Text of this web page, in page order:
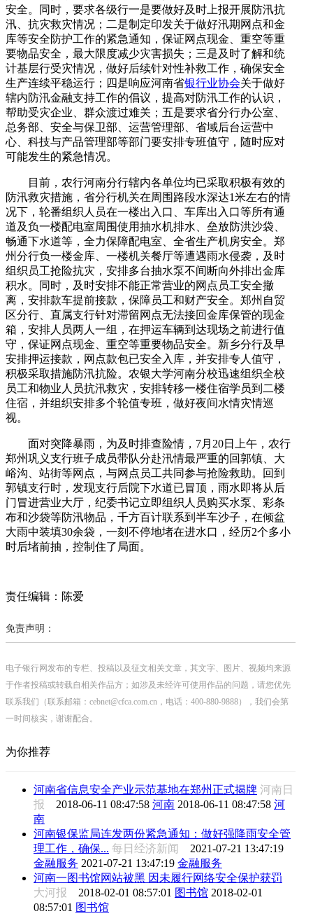
安全。同时，要求各级行一是要做好及时上报开展防汛抗
汛、抗灾救灾情况；二是制定印发关于做好汛期网点和金
库等安全防护工作的紧急通知，保证网点现金、重空等重
要物品安全，最大限度减少灾害损失；三是及时了解和统
计基层行受灾情况，做好后续针对性补救工作，确保安全
生产连续平稳运行；四是响应河南省银行业协会关于做好
辖内防汛金融支持工作的倡议，提高对防汛工作的认识，
帮助受灾企业、群众渡过难关；五是要求省分行办公室、
总务部、安全与保卫部、运营管理部、省域后台运营中
心、科技与产品管理部等部门要安排专班值守，随时应对
可能发生的紧急情况。
目前，农行河南分行辖内各单位均已采取积极有效的
防汛救灾措施，省分行机关在周围路段水深达1米左右的情
况下，轮番组织人员在一楼出入口、车库出入口等所有通
道及负一楼配电室周围使用抽水机排水、垒放防洪沙袋、
畅通下水道等，全力保障配电室、全省生产机房安全。郑
州分行负一楼金库、一楼机关餐厅等遭遇雨水侵袭，及时
组织员工抢险抗灾，安排多台抽水泵不间断向外排出金库
积水。同时，及时安排不能正常营业的网点员工安全撤
离，安排款车提前接款，保障员工和财产安全。郑州自贸
区分行、直属支行针对滞留网点无法接回金库保管的现金
箱，安排人员两人一组，在押运车辆到达现场之前进行值
守，保证网点现金、重空等重要物品安全。新乡分行及早
安排押运接款，网点款包已安全入库，并安排专人值守，
积极采取措施防汛抗险。农银大学河南分校迅速组织全校
员工和物业人员抗汛救灾，安排转移一楼住宿学员到二楼
住宿，并组织安排多个轮值专班，做好夜间水情灾情巡
视。
面对突降暴雨，为及时排查险情，7月20日上午，农行
郑州巩义支行班子成员带队分赴汛情最严重的回郭镇、大
峪沟、站街等网点，与网点员工共同参与抢险救助。回到
郭镇支行时，发现支行后院下水道已冒顶，雨水即将从后
门冒进营业大厅，纪委书记立即组织人员购买水泵、彩条
布和沙袋等防汛物品，千方百计联系到半车沙子，在倾盆
大雨中装填30余袋，一刻不停地堵在进水口，经历2个多小
时后堵前抽，控制住了局面。
责任编辑：陈爱
免责声明：
电子银行网发布的专栏、投稿以及征文相关文章，其文字、图片、视频均来源
于作者投稿或转载自相关作品方；如涉及未经许可使用作品的问题，请您优先
联系我们（联系邮箱：cebnet@cfca.com.cn，电话：400-880-9888），我们会第
一时间核实，谢谢配合。
为你推荐
河南省信息安全产业示范基地在郑州正式揭牌 河南日
报 2018-06-11 08:47:58 河南 2018-06-11 08:47:58 河
南
河南银保监局连发两份紧急通知：做好强降雨安全管
理工作，确保... 每日经济新闻 2021-07-21 13:47:19
金融服务 2021-07-21 13:47:19 金融服务
河南一图书馆网站被黑 因未履行网络安全保护获罚
大河报 2018-02-01 08:57:01 图书馆 2018-02-01
08:57:01 图书馆